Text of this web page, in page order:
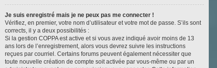
Je suis enregistré mais je ne peux pas me connecter !
Vérifiez, en premier, votre nom d’utilisateur et votre mot de passe. S’ils sont
corrects, il y a deux possibilités :
Si la gestion COPPA est active et si vous avez indiqué avoir moins de 13
ans lors de l’enregistrement, alors vous devrez suivre les instructions
reçues par courriel. Certains forums peuvent également nécessiter que
toute nouvelle création de compte soit activée par vous-même ou par un